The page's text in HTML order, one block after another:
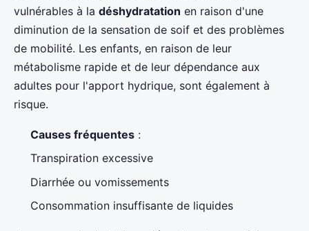
vulnérables à la déshydratation en raison d'une
diminution de la sensation de soif et des problèmes
de mobilité. Les enfants, en raison de leur
métabolisme rapide et de leur dépendance aux
adultes pour l'apport hydrique, sont également à
risque.
Causes fréquentes :
Transpiration excessive
Diarrhée ou vomissements
Consommation insuffisante de liquides